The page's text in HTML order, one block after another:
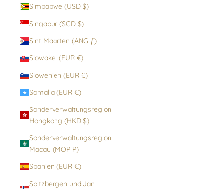
Simbabwe (USD $)
Singapur (SGD $)
Sint Maarten (ANG ƒ)
Slowakei (EUR €)
Slowenien (EUR €)
Somalia (EUR €)
Sonderverwaltungsregion
Hongkong (HKD $)
Sonderverwaltungsregion
Macau (MOP P)
Spanien (EUR €)
Spitzbergen und Jan